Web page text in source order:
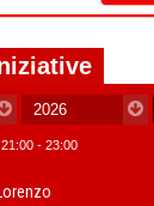
- 23:00